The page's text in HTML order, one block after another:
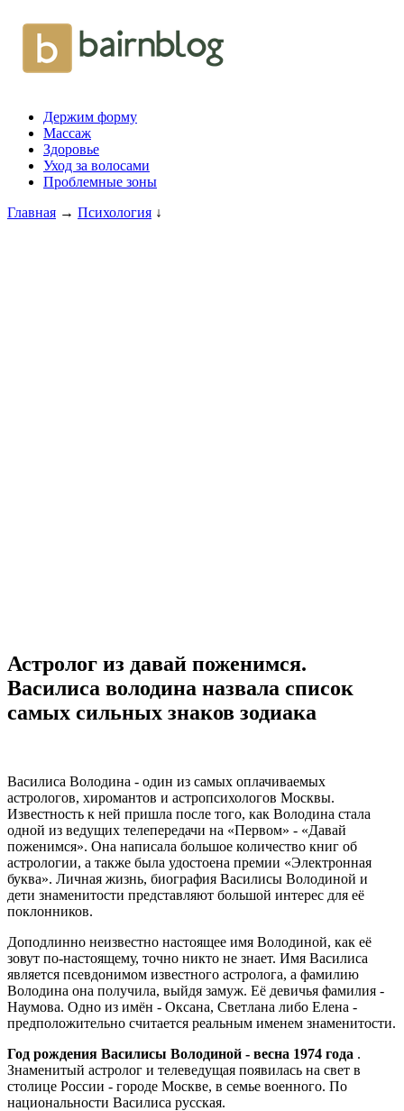
Держим форму
Массаж
Здоровье
Уход за волосами
Проблемные зоны
Главная → Психология ↓
Астролог из давай поженимся.
Василиса володина назвала список
самых сильных знаков зодиака
Василиса Володина - один из самых оплачиваемых
астрологов, хиромантов и астропсихологов Москвы.
Известность к ней пришла после того, как Володина стала
одной из ведущих телепередачи на «Первом» - «Давай
поженимся». Она написала большое количество книг об
астрологии, а также была удостоена премии «Электронная
буква». Личная жизнь, биография Василисы Володиной и
дети знаменитости представляют большой интерес для её
поклонников.
Доподлинно неизвестно настоящее имя Володиной, как её
зовут по-настоящему, точно никто не знает. Имя Василиса
является псевдонимом известного астролога, а фамилию
Володина она получила, выйдя замуж. Её девичья фамилия -
Наумова. Одно из имён - Оксана, Светлана либо Елена -
предположительно считается реальным именем знаменитости.
Год рождения Василисы Володиной - весна 1974 года .
Знаменитый астролог и телеведущая появилась на свет в
столице России - городе Москве, в семье военного. По
национальности Василиса русская.